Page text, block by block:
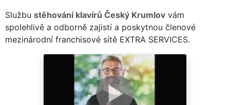
Službu stěhování klavírů Český Krumlov vám
spolehlivě a odborně zajistí a poskytnou členové
mezinárodní franchisové sítě EXTRA SERVICES.